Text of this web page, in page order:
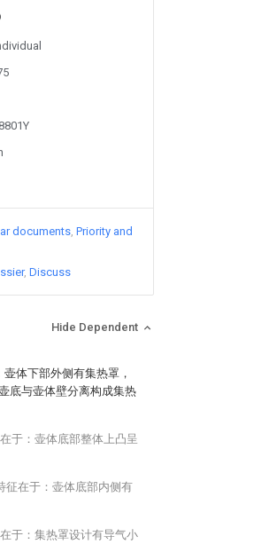
documents Priority and
Discuss
Hide Dependent
体下部外侧有集热罩，
底与壶体壁分离构成集热
于：壶体底部整体上凸呈
征在于：壶体底部内侧有
于：集热罩设计有导气小